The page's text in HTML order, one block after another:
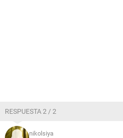
RESPUESTA 2 / 2
nikolsiya